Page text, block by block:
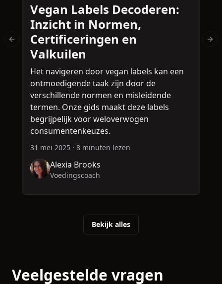
Vegan Labels Decoderen:
Inzicht in Normen,
Certificeringen en
Valkuilen
Het navigeren door vegan labels kan een
ontmoedigende taak zijn door de
verschillende normen en misleidende
termen. Onze gids maakt deze labels
begrijpelijk voor weloverwogen
consumentenkeuzes.
31 mei 2025 · 8 minuten lezen
Alexia Brooks
Voedingscoach
Previous slide
Bekijk alles
Veelgestelde vragen